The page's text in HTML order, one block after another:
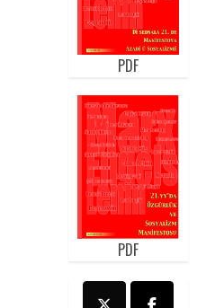
PDF
PDF